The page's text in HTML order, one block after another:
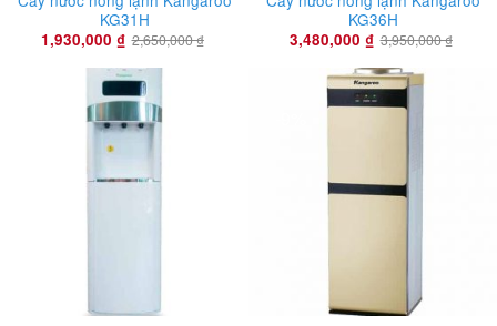
KG31H
1,930,000 ₫ 2,650,000₫
KG36H
3,480,000 ₫ 3,950,000₫